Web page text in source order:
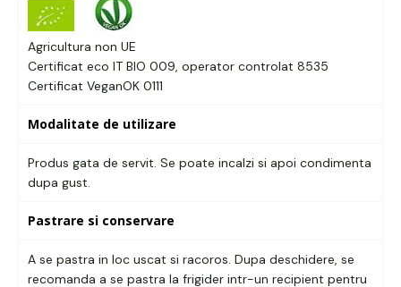
Agricultura non UE
Certificat eco IT BIO 009, operator controlat 8535
Certificat VeganOK 0111
Modalitate de utilizare
Produs gata de servit. Se poate incalzi si apoi condimenta
dupa gust.
Pastrare si conservare
A se pastra in loc uscat si racoros. Dupa deschidere, se
recomanda a se pastra la frigider intr-un recipient pentru